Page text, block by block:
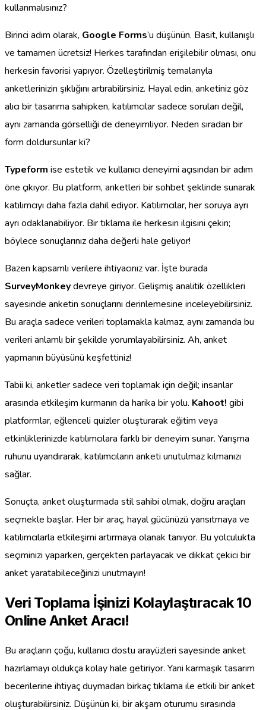
kullanmalısınız?
Birinci adım olarak, Google Forms’u düşünün. Basit, kullanışlı
ve tamamen ücretsiz! Herkes tarafından erişilebilir olması, onu
herkesin favorisi yapıyor. Özelleştirilmiş temalarıyla
anketlerinizin şıklığını artırabilirsiniz. Hayal edin, anketiniz göz
alıcı bir tasarıma sahipken, katılımcılar sadece soruları değil,
aynı zamanda görselliği de deneyimliyor. Neden sıradan bir
form doldursunlar ki?
Typeform ise estetik ve kullanıcı deneyimi açısından bir adım
öne çıkıyor. Bu platform, anketleri bir sohbet şeklinde sunarak
katılımcıyı daha fazla dahil ediyor. Katılımcılar, her soruya ayrı
ayrı odaklanabiliyor. Bir tıklama ile herkesin ilgisini çekin;
böylece sonuçlarınız daha değerli hale geliyor!
Bazen kapsamlı verilere ihtiyacınız var. İşte burada
SurveyMonkeydevreye giriyor. Gelişmiş analitik özellikleri
sayesinde anketin sonuçlarını derinlemesine inceleyebilirsiniz.
Bu araçla sadece verileri toplamakla kalmaz, aynı zamanda bu
verileri anlamlı bir şekilde yorumlayabilirsiniz. Ah, anket
yapmanın büyüsünü keşfettiniz!
Tabii ki, anketler sadece veri toplamak için değil; insanlar
arasında etkileşim kurmanın da harika bir yolu. Kahoot! gibi
platformlar, eğlenceli quizler oluşturarak eğitim veya
etkinliklerinizde katılımcılara farklı bir deneyim sunar. Yarışma
ruhunu uyandırarak, katılımcıların anketi unutulmaz kılmanızı
sağlar.
Sonuçta, anket oluşturmada stil sahibi olmak, doğru araçları
seçmekle başlar. Her bir araç, hayal gücünüzü yansıtmaya ve
katılımcılarla etkileşimi artırmaya olanak tanıyor. Bu yolculukta
seçiminizi yaparken, gerçekten parlayacak ve dikkat çekici bir
anket yaratabileceğinizi unutmayın!
Veri Toplama İşinizi Kolaylaştıracak 10
Online Anket Aracı!
Bu araçların çoğu, kullanıcı dostu arayüzleri sayesinde anket
hazırlamayı oldukça kolay hale getiriyor. Yani karmaşık tasarım
becerilerine ihtiyaç duymadan birkaç tıklama ile etkili bir anket
oluşturabilirsiniz. Düşünün ki, bir akşam oturumu sırasında